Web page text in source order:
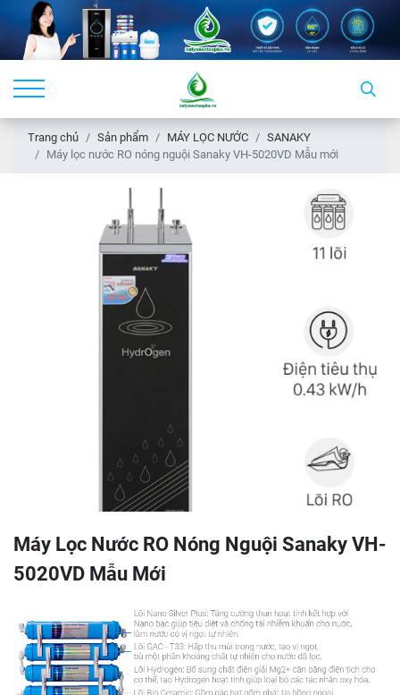
Trang chủ Sản phẩm MÁY LỌC NƯỚC
SANAKY
Máy lọc nước RO nóng nguội Sanaky VH-5020VD Mẫu mới
Máy Lọc Nước RO Nóng Nguội Sanaky VH-
5020VD Mẫu Mới